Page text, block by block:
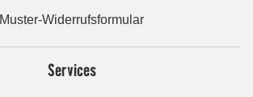
Muster-Widerrufsformular
Services